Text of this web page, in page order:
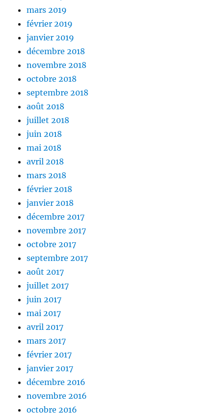
mars 2019
février 2019
janvier 2019
décembre 2018
novembre 2018
octobre 2018
septembre 2018
août 2018
juillet 2018
juin 2018
mai 2018
avril 2018
mars 2018
février 2018
janvier 2018
décembre 2017
novembre 2017
octobre 2017
septembre 2017
août 2017
juillet 2017
juin 2017
mai 2017
avril 2017
mars 2017
février 2017
janvier 2017
décembre 2016
novembre 2016
octobre 2016